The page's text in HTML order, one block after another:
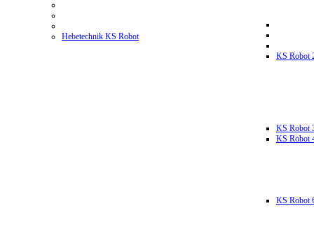
Hebetechnik KS Robot
KS Robot
KS Robot
KS Robot
KS Robot